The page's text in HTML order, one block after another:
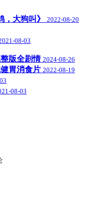
大狗叫》 2022-08-20
08-03
版全剧情 2024-08-26
胃消食片 2022-08-19
08-03